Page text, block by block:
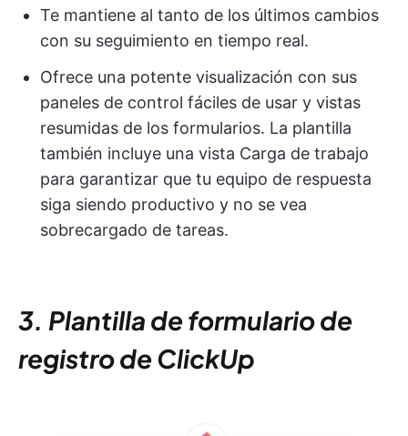
Te mantiene al tanto de los últimos cambios
con su seguimiento en tiempo real.
Ofrece una potente visualización con sus
paneles de control fáciles de usar y vistas
resumidas de los formularios. La plantilla
también incluye una vista Carga de trabajo
para garantizar que tu equipo de respuesta
siga siendo productivo y no se vea
sobrecargado de tareas.
3. Plantilla de formulario de
registro de ClickUp